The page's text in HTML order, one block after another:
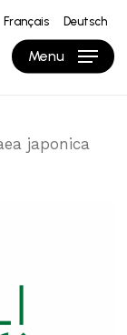
Français Deutsch
Menu
Close
Cart
japonica